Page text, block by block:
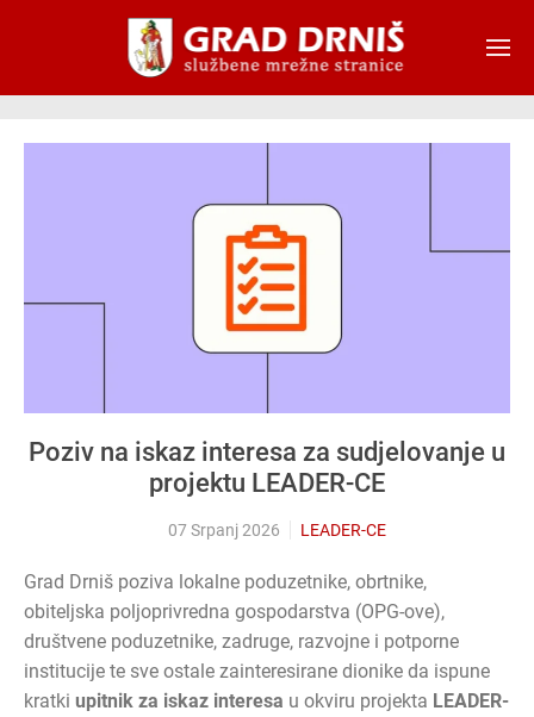
Skip to main content
Poziv na iskaz interesa za sudjelovanje u
projektu LEADER-CE
07 Srpanj 2026 LEADER-CE
Grad Drniš poziva lokalne poduzetnike, obrtnike,
obiteljska poljoprivredna gospodarstva (OPG-ove),
društvene poduzetnike, zadruge, razvojne i potporne
institucije te sve ostale zainteresirane dionike da ispune
kratki upitnik za iskaz interesa u okviru projekta LEADER-